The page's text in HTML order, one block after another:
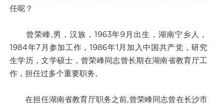
任呢？
曾荣峰,男，汉族，1963年9月出生，湖南宁乡人，
1984年7月参加工作，1986年1月加入中国共产党，研究
生学历，文学硕士，曾荣峰同志曾长期在湖南省教育厅工
作，担任过多个重要职务。
在担任湖南省教育厅职务之前,曾荣峰同志曾在长沙市